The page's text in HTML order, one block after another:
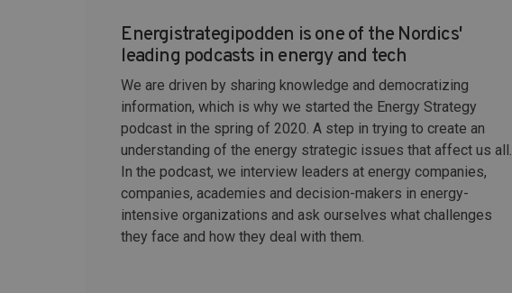
Energistrategipodden is one of the Nordics'
leading podcasts in energy and tech
We are driven by sharing knowledge and democratizing
information, which is why we started the Energy Strategy
podcast in the spring of 2020. A step in trying to create an
understanding of the energy strategic issues that affect us all.
In the podcast, we interview leaders at energy companies,
companies, academies and decision-makers in energy-
intensive organizations and ask ourselves what challenges
they face and how they deal with them.